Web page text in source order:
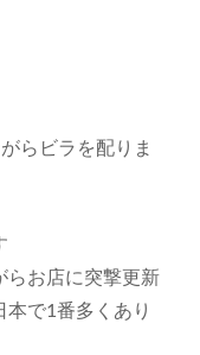
らビラを配りま
らお店に突撃更新
本で1番多くあり